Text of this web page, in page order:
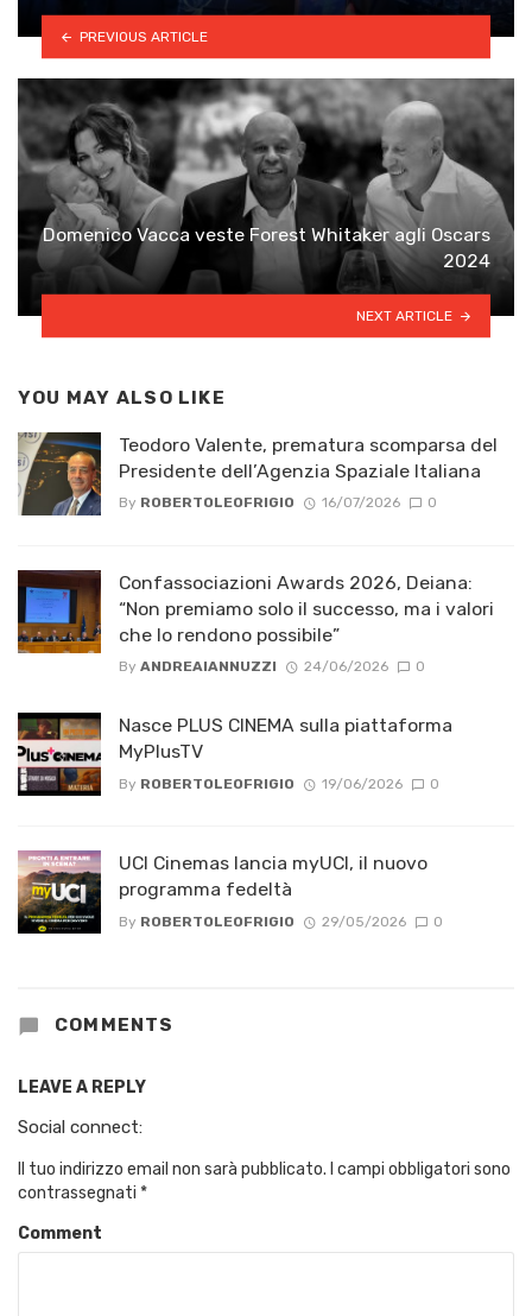
PREVIOUS ARTICLE
Domenico Vacca veste Forest Whitaker agli Oscars
2024
NEXT ARTICLE
YOU MAY ALSO LIKE
Teodoro Valente, prematura scomparsa del
Presidente dell’Agenzia Spaziale Italiana
By ROBERTOLEOFRIGIO 16/07/2026 0
Confassociazioni Awards 2026, Deiana:
“Non premiamo solo il successo, ma i valori
che lo rendono possibile”
By ANDREAIANNUZZI 24/06/2026 0
Nasce PLUS CINEMA sulla piattaforma
MyPlusTV
By ROBERTOLEOFRIGIO 19/06/2026 0
UCI Cinemas lancia myUCI, il nuovo
programma fedeltà
By ROBERTOLEOFRIGIO 29/05/2026 0
COMMENTS
LEAVE A REPLY
Social connect:
Il tuo indirizzo email non sarà pubblicato. I campi obbligatori sono
contrassegnati *
Comment